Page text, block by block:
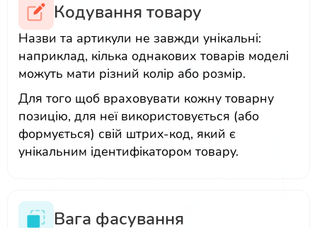
Кодування товару
Назви та артикули не завжди унікальні:
наприклад, кілька однакових товарів моделі
можуть мати різний колір або розмір.
Для того щоб враховувати кожну товарну
позицію, для неї використовується (або
формується) свій штрих-код, який є
унікальним ідентифікатором товару.
Вага фасування